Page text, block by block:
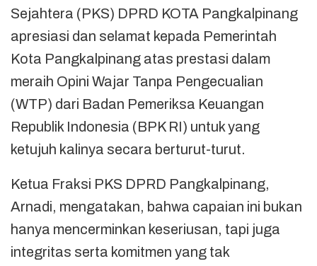
Sejahtera (PKS) DPRD KOTA Pangkalpinang
apresiasi dan selamat kepada Pemerintah
Kota Pangkalpinang atas prestasi dalam
meraih Opini Wajar Tanpa Pengecualian
(WTP) dari Badan Pemeriksa Keuangan
Republik Indonesia (BPK RI) untuk yang
ketujuh kalinya secara berturut-turut.
Ketua Fraksi PKS DPRD Pangkalpinang,
Arnadi, mengatakan, bahwa capaian ini bukan
hanya mencerminkan keseriusan, tapi juga
integritas serta komitmen yang tak